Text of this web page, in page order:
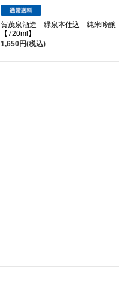
賀茂泉酒造 緑泉本仕込 純米吟醸
【720ml】
1,650円(税込)